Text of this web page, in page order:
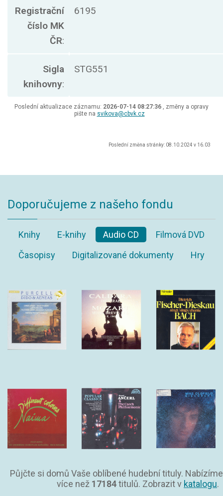
Registrační
číslo MK
ČR:
6195
Sigla
knihovny:
STG551
Poslední aktualizace záznamu: 2026-07-14 08:27:36 , změny a opravy
pište na svikova@cbvk.cz
Poslední změna stránky: 08.10.2024 v 16.03
Doporučujeme z našeho fondu
Knihy E-knihy Audio CD
Filmová DVD
Časopisy
Digitalizované dokumenty Hry
Půjčte si domů Vaše oblíbené hudební tituly. Nabízíme
více než 17184titulů. Zobrazit v katalogu.